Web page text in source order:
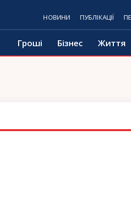
НОВИНИ ПУБЛІКАЦІЇ
Гроші Бізнес Життя